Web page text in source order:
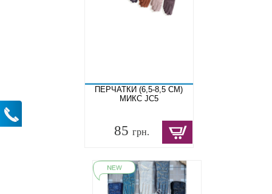
ПЕРЧАТКИ (6,5-8,5 СМ)
МИКС JC5
85грн.